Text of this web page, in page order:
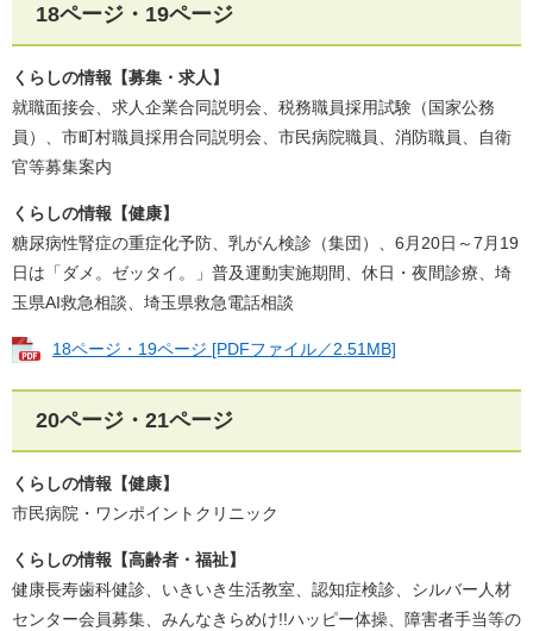
18ページ・19ページ​
くらしの情報【募集・​求人】
​就職面接会、求人企業合同説明会、税務職員採用試験（国家公務
員）、市町村職員採用合同説明会、市民病院職員、消防職員、自衛
官等募集案内
くらしの情報【健康】
​糖尿病性腎症の重症化予防、乳がん検診（集団）、6月20日～7月19
日は「ダメ。ゼッタイ。」普及運動実施期間、休日・夜間診療、埼
玉県AI救急相談、埼玉県救急電話相談​
18ページ・19ページ​ [PDFファイル／2.51MB]
20ページ・21ページ​
くらしの情報【健康】
​市民病院・ワンポイントクリニック
くらしの情報【​高齢者・福祉】
健康長寿歯科健診、いきいき生活教室、認知症検診、シルバー人材
センター会員募集、みんなきらめけ!!ハッピー体操、障害者手当等の